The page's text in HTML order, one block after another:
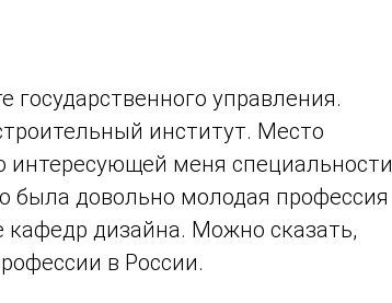
государственного управления.
институт. Место
интересующей меня специальности
была довольно молодая профессия
дизайна. Можно сказать,
в России.